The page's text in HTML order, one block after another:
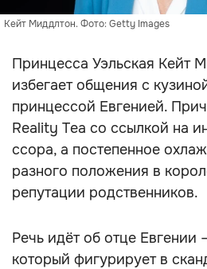
Кейт Миддлтон. Фото: Getty Images
Принцесса Уэльская Кейт
избегает общения с
принцессой Евгенией.
Reality Tea со ссылкой на
ссора, а постепенное
разного положения в
репутации родственников.
Речь идёт об отце
который фигурирует в